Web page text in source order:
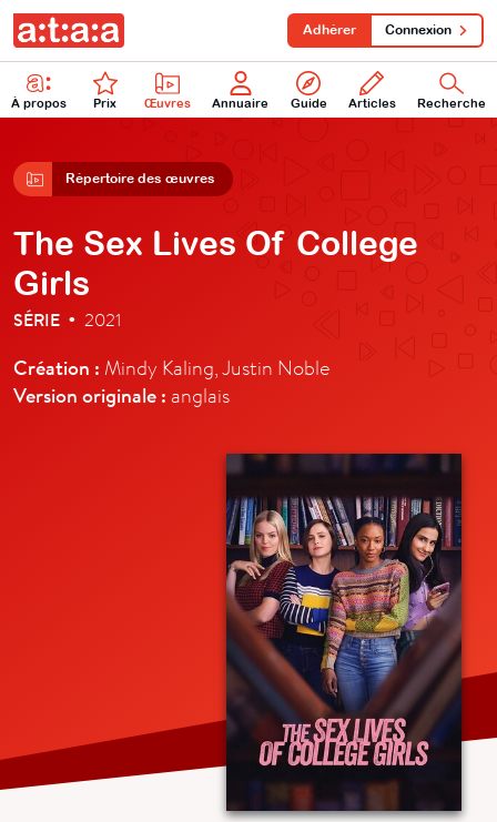
À propos Prix Œuvres Annuaire Guide Articles Recherche
Adhérer Connexion
Répertoire des œuvres
The Sex Lives Of College
Girls
SÉRIE • 2021
Création : Mindy Kaling, Justin Noble
Version originale : anglais